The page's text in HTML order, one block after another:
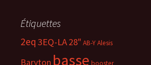
Étiquettes
2eq 3EQ-LA28" AB-YAlesis
Baryton basse